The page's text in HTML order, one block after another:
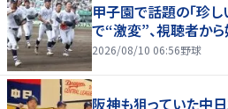
甲子園で話題の「珍
で“激変”、視聴者から
2026/08/10 06:56野球
阪神も狙っていた中日